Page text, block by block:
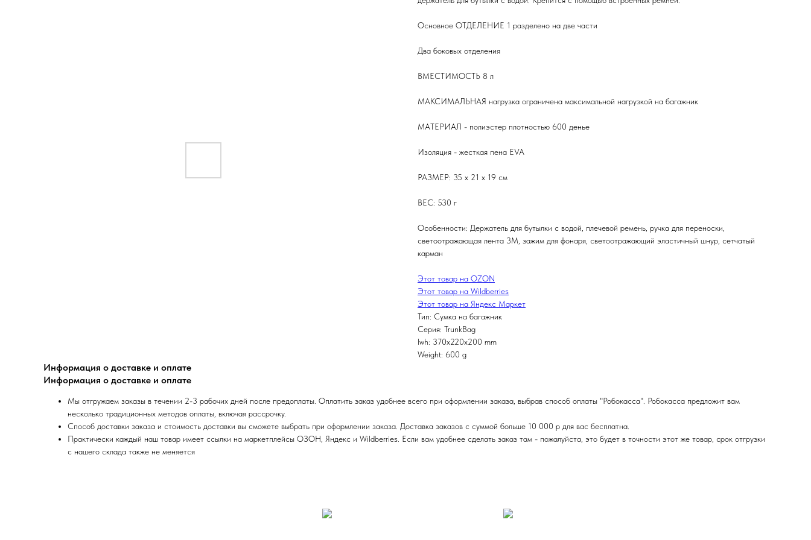
Основное ОТДЕЛЕНИЕ 1 разделено на две части
Два боковых отделения
ВМЕСТИМОСТЬ 8 л
МАКСИМАЛЬНАЯ нагрузка ограничена максимальной нагрузкой на багажник
МАТЕРИАЛ - полиэстер плотностью 600 денье
Изоляция - жесткая пена EVA
РАЗМЕР: 35 x 21 x 19 см
ВЕС: 530 г
Особенности: Держатель для бутылки с водой, плечевой ремень, ручка для переноски,
светоотражающая лента 3M, зажим для фонаря, светоотражающий эластичный шнур, сетчатый
карман
Этот товар на OZON
Этот товар на Wildberries
Этот товар на Яндекс Маркет
Тип: Сумка на багажник
Серия: TrunkBag
lwh: 370x220x200 mm
Weight: 600 g
Информация о доставке и оплате
Информация о доставке и оплате
Мы отгружаем заказы в течении 2-3 рабочих дней после предоплаты. Оплатить заказ удобнее всего при оформлении заказа, выбрав способ оплаты "Робокасса". Робокасса предложит вам
несколько традиционных методов оплаты, включая рассрочку.
Способ доставки заказа и стоимость доставки вы сможете выбрать при оформлении заказа. Доставка заказов с суммой больше 10 000 р для вас бесплатна.
Практически каждый наш товар имеет ссылки на маркетплейсы ОЗОН, Яндекс и Wildberries. Если вам удобнее сделать заказ там - пожалуйста, это будет в точности этот же товар, срок отгрузки
с нашего склада также не меняется